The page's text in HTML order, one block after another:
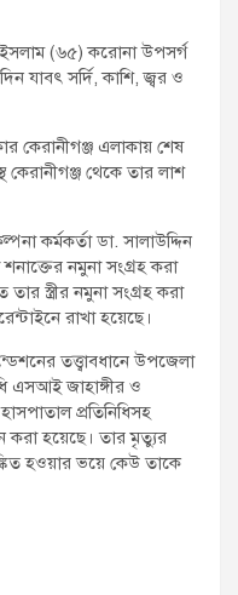
(৬৫) করোনা উপসর্গ
যাবৎ সর্দি, কাশি, জ্বর ও
কেরানীগঞ্জ এলাকায় শেষ
কেরানীগঞ্জ থেকে তার লাশ
কর্মকর্তা ডা. সালাউদ্দিন
নমুনা সংগ্রহ করা
স্ত্রীর নমুনা সংগ্রহ করা
রাখা হয়েছে।
তত্ত্বাবধানে উপজেলা
এসআই জাহাঙ্গীর ও
প্রতিনিধিসহ
করা হয়েছে। তার মৃত্যুর
হওয়ার ভয়ে কেউ তাকে